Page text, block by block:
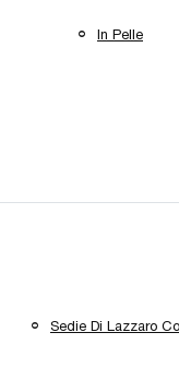
In Pelle
Sedie Di Lazzaro